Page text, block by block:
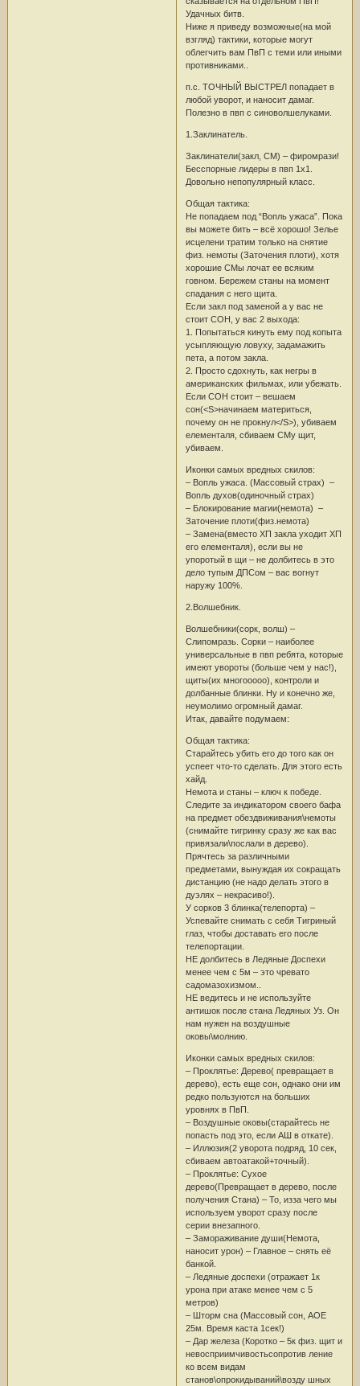
Удачных битв.
Ниже я приведу возможные(на мой
взгляд) тактики, которые могут
облегчить вам ПвП с теми или иными
противниками..
п.с. ТОЧНЫЙ ВЫСТРЕЛ попадает в
любой уворот, и наносит дамаг.
Полезно в пвп с синоволшелуками.
1.Заклинатель.
Заклинатели(закл, СМ) – фиромрази!
Бесспорные лидеры в пвп 1х1.
Довольно непопулярный класс.
Общая тактика:
Не попадаем под “Вопль ужаса”. Пока
вы можете бить – всё хорошо! Зелье
исцелени тратим только на снятие
физ. немоты (Заточения плоти), хотя
хорошие СМы лочат ее всяким
говном. Бережем станы на момент
спадания с него щита.
Если закл под заменой а у вас не
стоит СОН, у вас 2 выхода:
1. Попытаться кинуть ему под копыта
усыпляющую ловуху, задамажить
пета, а потом закла.
2. Просто сдохнуть, как негры в
американских фильмах, или убежать.
Если СОН стоит – вешаем
сон(<S>начинаем материться,
почему он не прокнул</S>), убиваем
елементаля, сбиваем СМу щит,
убиваем.
Иконки самых вредных скилов:
– Вопль ужаса. (Массовый страх) –
Вопль духов(одиночный страх)
– Блокирование магии(немота) –
Заточение плоти(физ.немота)
– Замена(вместо ХП закла уходит ХП
его елементаля), если вы не
упоротый в щи – не долбитесь в это
дело тупым ДПСом – вас вогнут
наружу 100%.
2.Волшебник.
Волшебники(сорк, волш) –
Слипомразь. Сорки – наиболее
универсальные в пвп ребята, которые
имеют увороты (больше чем у нас!),
щиты(их многооооо), контроли и
долбанные блинки. Ну и конечно же,
неумолимо огромный дамаг.
Итак, давайте подумаем:
Общая тактика:
Старайтесь убить его до того как он
успеет что-то сделать. Для этого есть
хайд.
Немота и станы – ключ к победе.
Следите за индикатором своего бафа
на предмет обездвиживания\немоты
(снимайте тигринку сразу же как вас
привязали\послали в дерево).
Прячтесь за различными
предметами, вынуждая их сокращать
дистанцию (не надо делать этого в
дуэлях – некрасиво!).
У сорков 3 блинка(телепорта) –
Успевайте снимать с себя Тигриный
глаз, чтобы доставать его после
телепортации.
НЕ долбитесь в Ледяные Доспехи
менее чем с 5м – это чревато
садомазохизмом..
НЕ ведитесь и не используйте
антишок после стана Ледяных Уз. Он
нам нужен на воздушные
оковы\молнию.
Иконки самых вредных скилов:
– Проклятье: Дерево( превращает в
дерево), есть еще сон, однако они им
редко пользуются на больших
уровнях в ПвП.
– Воздушные оковы(старайтесь не
попасть под это, если АШ в откате).
– Иллюзия(2 уворота подряд, 10 сек,
сбиваем автоатакой+точный).
– Проклятье: Сухое
дерево(Превращает в дерево, после
получения Стана) – То, изза чего мы
используем уворот сразу после
серии внезапного.
– Замораживание души(Немота,
наносит урон) – Главное – снять её
банкой.
– Ледяные доспехи (отражает 1к
урона при атаке менее чем с 5
метров)
– Шторм сна (Массовый сон, АОЕ
25м. Время каста 1сек!)
– Дар железа (Коротко – 5к физ. щит и
невосприимчивостьсопротив ление
ко всем видам
станов\опрокидываний\возду шных